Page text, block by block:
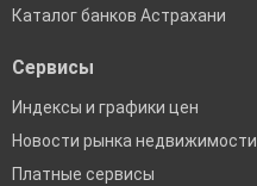
Каталог банков Астрахани
Сервисы
Индексы и графики цен
Новости рынка недвижимости
Платные сервисы